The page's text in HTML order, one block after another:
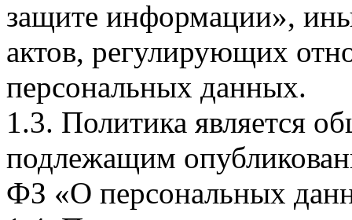
защите информации»,
актов, регулирующих
персональных данных.
1.3. Политика является
подлежащим
ФЗ «О персональных